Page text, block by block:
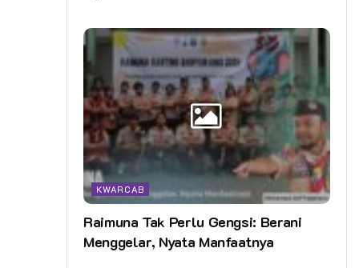
KWARCAB
Raimuna Tak Perlu Gengsi: Berani
Menggelar, Nyata Manfaatnya